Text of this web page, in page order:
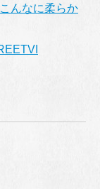
んなに柔らか